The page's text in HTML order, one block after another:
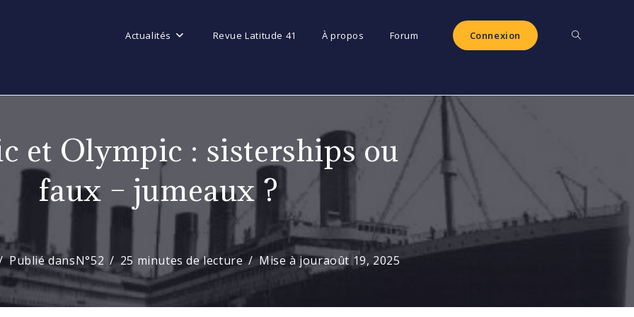
Actualités Revue Latitude 41 À propos Forum Connexion Toggle
et Olympic : sisterships ou
faux – jumeaux ?
Publié dansN°52 25 minutes de lecture Mise à jouraoût 19, 2025